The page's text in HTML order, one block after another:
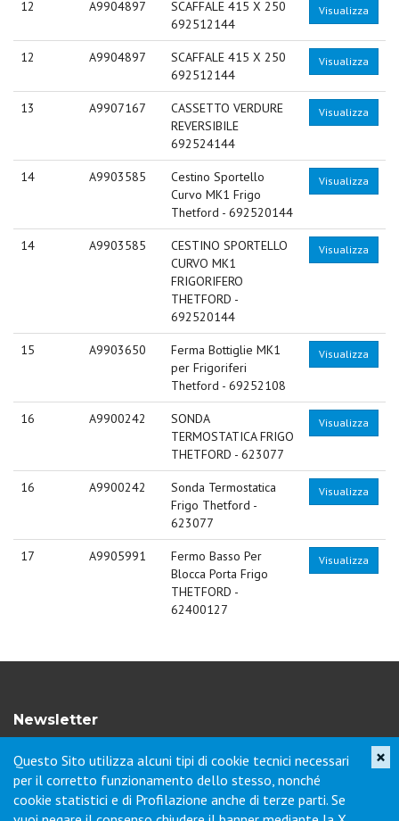
12 A9904897
SCAFFALE 415 X 250
692512144
Visualizza
12 A9904897
SCAFFALE 415 X 250
692512144
Visualizza
13 A9907167
CASSETTO VERDURE
REVERSIBILE
692524144
Visualizza
14 A9903585
Cestino Sportello
Curvo MK1 Frigo
Thetford - 692520144
Visualizza
14 A9903585
CESTINO SPORTELLO
CURVO MK1
FRIGORIFERO
THETFORD -
692520144
Visualizza
15 A9903650
Ferma Bottiglie MK1
per Frigoriferi
Thetford - 69252108
Visualizza
16 A9900242
SONDA
TERMOSTATICA FRIGO
THETFORD - 623077
Visualizza
16 A9900242
Sonda Termostatica
Frigo Thetford -
623077
Visualizza
17 A9905991
Fermo Basso Per
Blocca Porta Frigo
THETFORD -
62400127
Visualizza
Newsletter
Iscriviti per ricevere novità di prodotto, servizi, porte aperte e
offerte dei nostri punti vendita.
Questo Sito utilizza alcuni tipi di cookie tecnici necessari
per il corretto funzionamento dello stesso, nonché
cookie statistici e di Profilazione anche di terze parti. Se
×